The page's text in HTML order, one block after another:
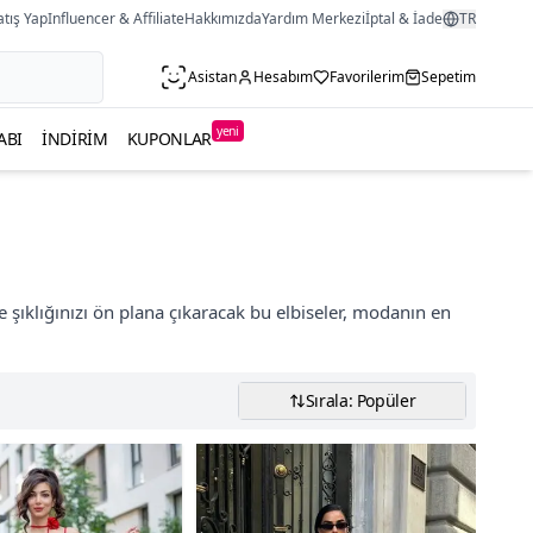
YapInfluencer & AffiliateHakkımızdaYardım Merkeziİptal & İade TR
Asistan Hesabım Favorilerim Sepetim
İNDIRIM KUPONLAR yeni
ön plana çıkaracak bu elbiseler, modanın en
Sırala: Popüler